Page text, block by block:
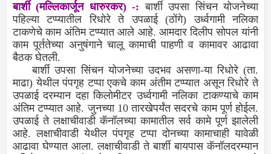
बार्शी (मल्लिकार्जून धारुरकर) -:बार्शी उपसा सिंचन योजनेच्‍या
पहिल्‍या टप्‍प्‍यातील रिधोरे ते उपळाई (ठोंगे) उर्ध्‍वगामी नलिका
टाकणेचे काम अंतिम टप्‍प्‍यात आले आहे. आमदार दिलीप सोपल यांनी
काम पूर्ततेच्‍या अनुषंगाने चालू कामाची पाहणी व कामावर आढावा
बैठक घेतली.
बार्शी उपसा सिंचन योजनेच्‍या उदभव असणा-या रिधोरे (ता.
माढा) येथील पंपगृह टप्‍पा एकचे काम अंतीम टप्‍प्‍यात असून रिधोरे ते
उपळाई दरम्‍यान दहा किलोमीटर उर्ध्‍वगामी नलिका टाकण्‍याचे काम
अंतिम टप्‍प्‍यात आहे. जुनच्‍या 10 तारखेपर्यंत सदरचे काम पूर्ण होईल.
उपळाई ते लक्षाचीवाडी कॅनॉलच्‍या कामातील सर्व कामे पूर्ण झालेली
आहे. लक्षाचीवाडी येथील पंपगृह टप्‍पा दोनच्‍या कामाचाही यावेळी
आढावा घेण्‍यात आला. लक्षाचीवाडी ते बार्शी बायपास कॅनॉलदरम्‍यान